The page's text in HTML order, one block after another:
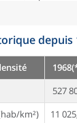
depuis
527
km²)
11